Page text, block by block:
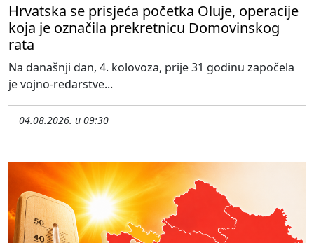
Hrvatska se prisjeća početka Oluje, operacije
koja je označila prekretnicu Domovinskog
rata
Na današnji dan, 4. kolovoza, prije 31 godinu započela
je vojno-redarstve...
04.08.2026. u 09:30